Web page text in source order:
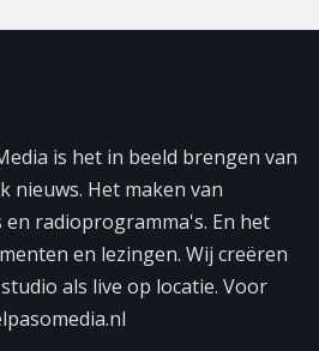
is het in beeld brengen van
nieuws. Het maken van
en radioprogramma's. En het
en lezingen. Wij creëren
als live op locatie. Voor